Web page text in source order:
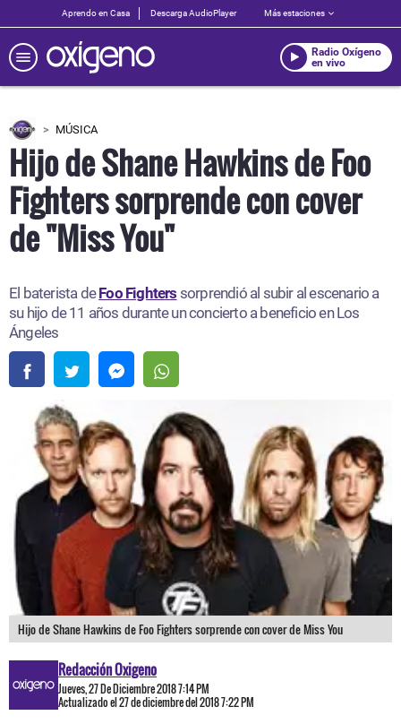
Aprendo en Casa Descarga AudioPlayer Más estaciones
Radio Oxígeno
en vivo
MÚSICA
Hijo de Shane Hawkins de Foo
Fighters sorprende con cover
de "Miss You"
El baterista de Foo Fighters sorprendió al subir al escenario a
su hijo de 11 años durante un concierto a beneficio en Los
Ángeles
Hijo de Shane Hawkins de Foo Fighters sorprende con cover de Miss You
Redacción Oxigeno
Jueves, 27 De Diciembre 2018 7:14 PM
Actualizado el 27 de diciembre del 2018 7:22 PM